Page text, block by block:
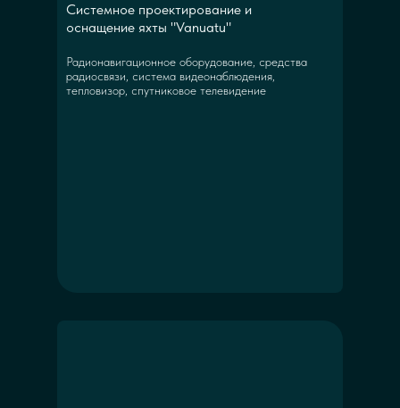
Радионавигационное оборудование, средства
радиосвязи, система видеонаблюдения,
тепловизор, спутниковое телевидение
Системное проектирование и
оснащение яхты "Vanuatu"